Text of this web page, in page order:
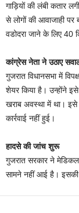
गाड़ियों की लंबी कतार
से लोगों की आवाजाही
वडोदरा जाने के लिए 40
कांग्रेस नेता ने उठाए
गुजरात विधानसभा में
शेयर किया है। उन्होंने
खराब अवस्था में था।
कार्रवाई नहीं हुई।
हादसे की जांच शुरू
गुजरात सरकार ने
सामने नहीं आई है। इसकी